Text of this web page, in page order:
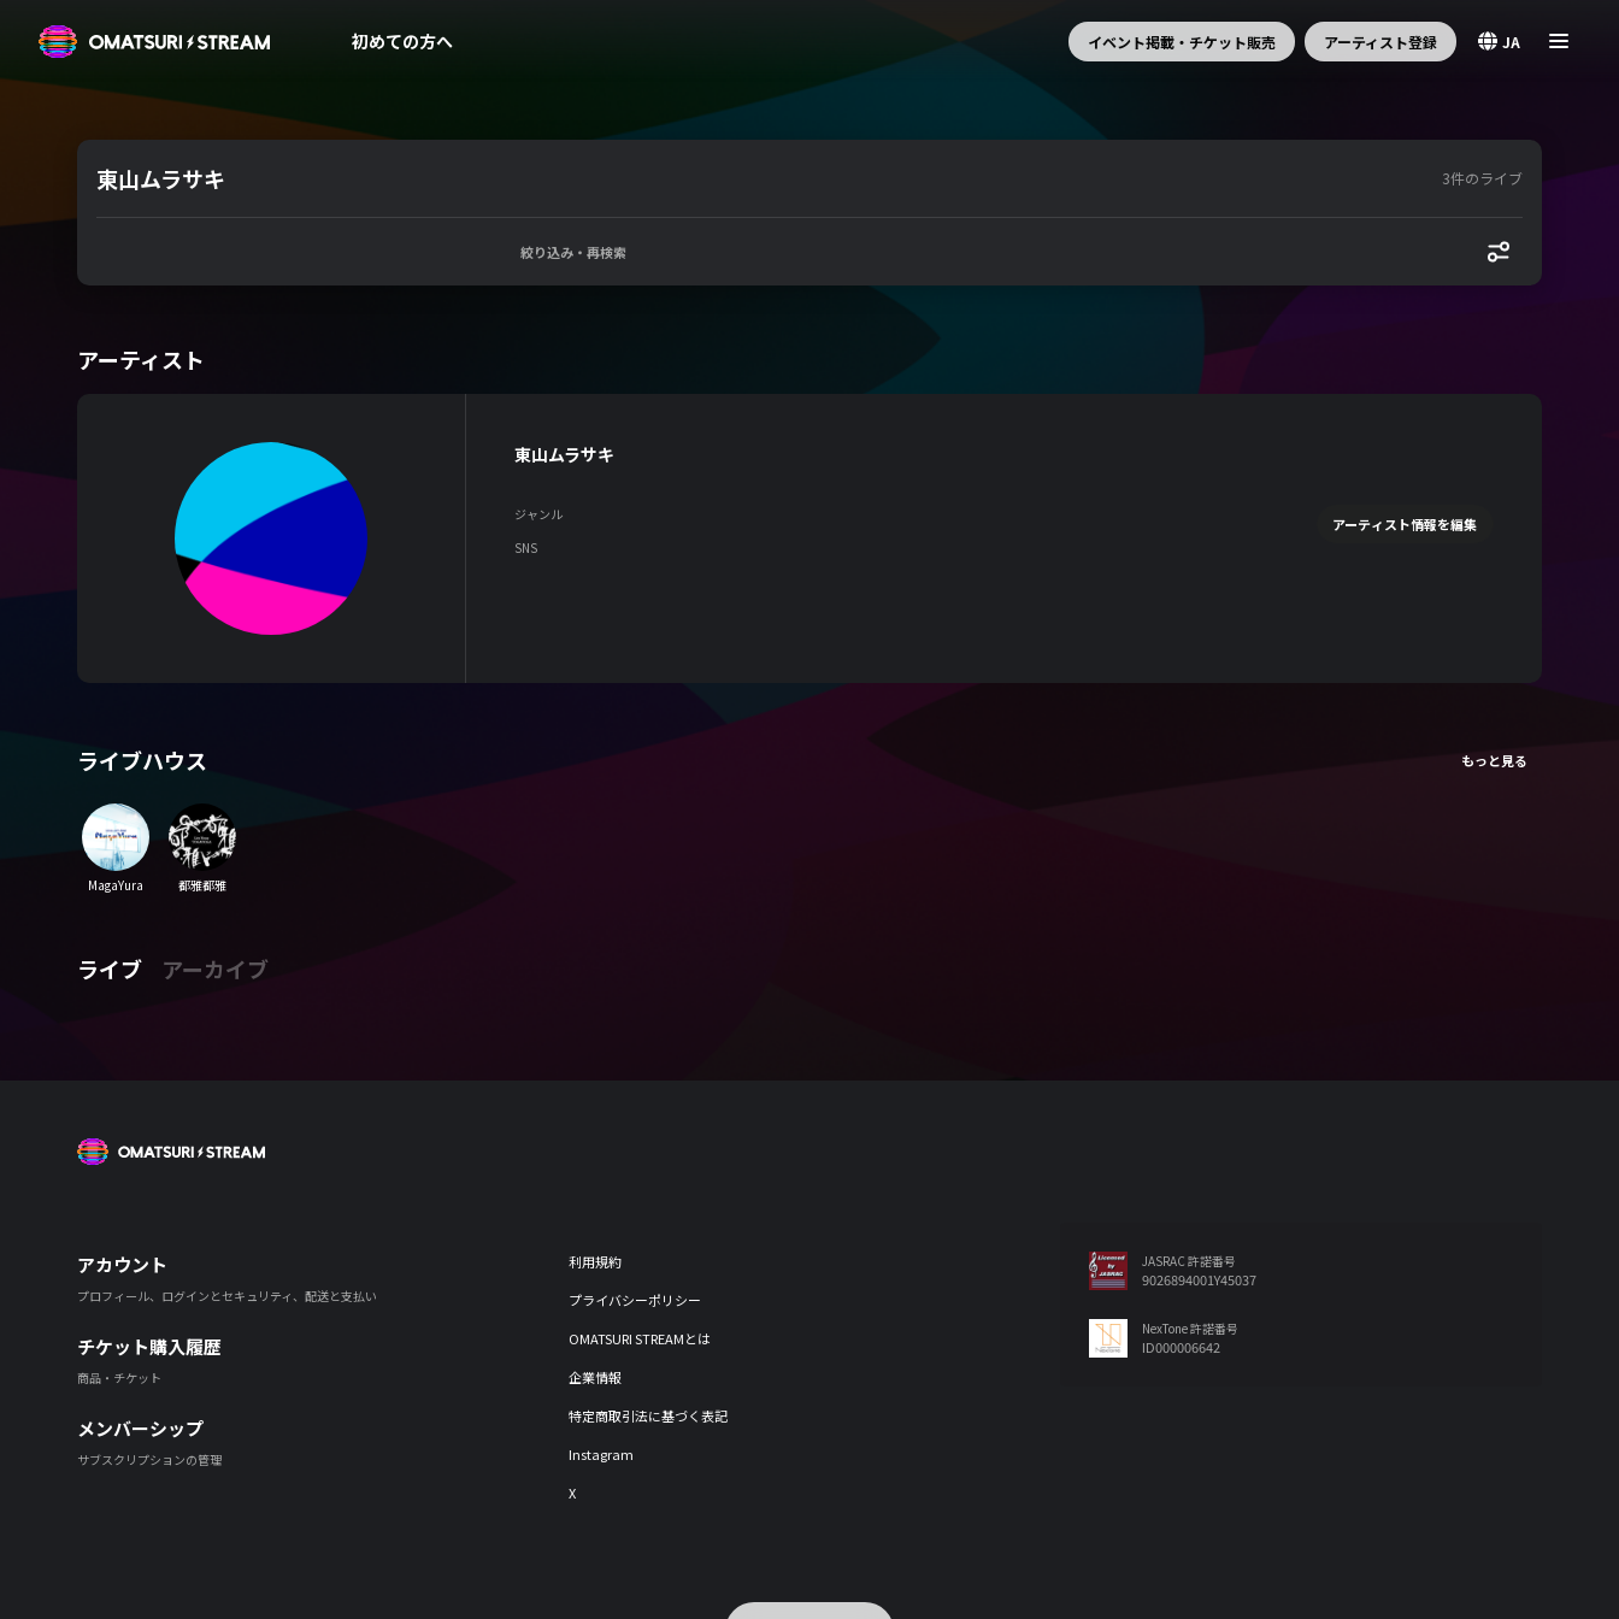
OMATSURI STREAM初めての方へ イベント掲載・チケット販売 アーティスト登録 JA
東山ムラサキ 3件のライブ
絞り込み・再検索
アーティスト
東山ムラサキ
ジャンル
SNS
アーティスト情報を編集
ライブハウス
MagaYura 都雅都雅
ライブ アーカイブ
アカウント
プロフィール、ログインとセキュリティ、配送と支払い
チケット購入履歴
商品・チケット
メンバーシップ
サブスクリプションの管理
利用規約
プライバシーポリシー
OMATSURI STREAMとは
企業情報
特定商取引法に基づく表記
Instagram
X
JASRAC 許諾番号
9026894001Y45037
NexTone 許諾番号
ID000006642